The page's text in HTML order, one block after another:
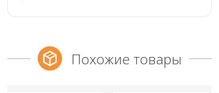
Похожие товары